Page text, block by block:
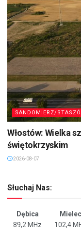
SANDOMIERZ/
Włostów: Wielka
świętokrzyskim
2026-08-07
Słuchaj Nas:
Dębica Mielec
89,2 MHz
102,4